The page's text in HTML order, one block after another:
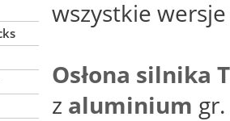
wszystkie
Osłona silnika
z aluminium gr.